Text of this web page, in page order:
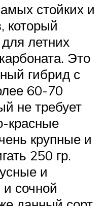
стойких и
который
летних
Это
гибрид с
60-70
не требует
красные
крупные и
250 гр.
и
сочной